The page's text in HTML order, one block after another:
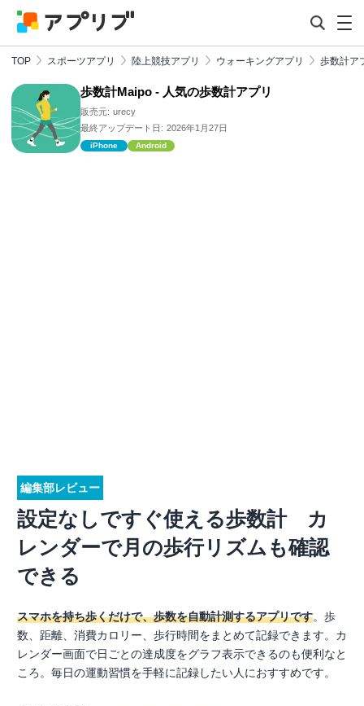
TOP スポーツアプリ 陸上競技アプリ ウォーキングアプリ 歩数計ア
歩数計Maipo - 人気の歩数計アプリ
販売元: urecy
最終アップデート日: 2026年1月27日
iPhone Android
編集部レビュー
設定なしですぐ使える歩数計 カ
レンダーで月の歩行リズムも確認
できる
スマホを持ち歩くだけで、歩数を自動計測するアプリです。歩
数、距離、消費カロリー、歩行時間をまとめて記録できます。カ
レンダー画面で日ごとの達成度をグラフ表示できるのも便利なと
ころ。毎日の運動習慣を手軽に記録したい人におすすめです。